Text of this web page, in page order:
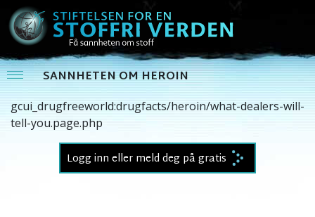
SANNHETEN OM HEROIN
gcui_drugfreeworld:drugfacts/heroin/what-dealers-will-
tell-you.page.php
Logg inn eller meld deg på gratis